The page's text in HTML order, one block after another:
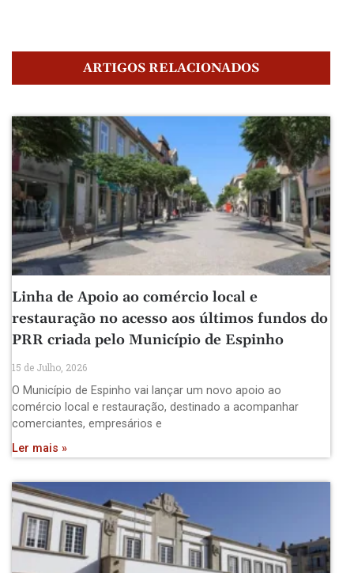
ARTIGOS RELACIONADOS
Linha de Apoio ao comércio local e
restauração no acesso aos últimos fundos do
PRR criada pelo Município de Espinho
15 de Julho, 2026
O Município de Espinho vai lançar um novo apoio ao
comércio local e restauração, destinado a acompanhar
comerciantes, empresários e
Ler mais »